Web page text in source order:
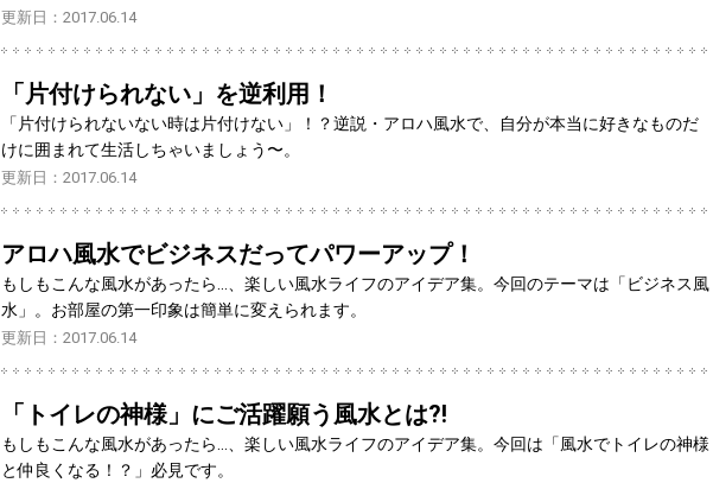
更新日：2017.06.14
「片付けられない」を逆利用！
「片付けられないない時は片付けない」！？逆説・アロハ風水で、自分が本当に好きなものだ
けに囲まれて生活しちゃいましょう〜。
更新日：2017.06.14
アロハ風水でビジネスだってパワーアップ！
もしもこんな風水があったら…、楽しい風水ライフのアイデア集。今回のテーマは「ビジネス風
水」。お部屋の第一印象は簡単に変えられます。
更新日：2017.06.14
「トイレの神様」にご活躍願う風水とは?!
もしもこんな風水があったら…、楽しい風水ライフのアイデア集。今回は「風水でトイレの神様
と仲良くなる！？」必見です。